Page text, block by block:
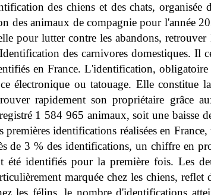
des chiens et des chats,
des animaux de compagnie pour l'année
pour lutter contre les abandons,
des carnivores domestiques. Il
en France.L'identification, obligatoire
électronique ou tatouage. Elle constitue
rapidement son propriétaire grâce
1 584 965 animaux, soit une baisse
premières identifications réalisées en
de 3 % des identifications, un chiffre en
été identifiés pour la première fois. Les
marquée chez les chiens, reflet
les félins, le nombre d'identifications